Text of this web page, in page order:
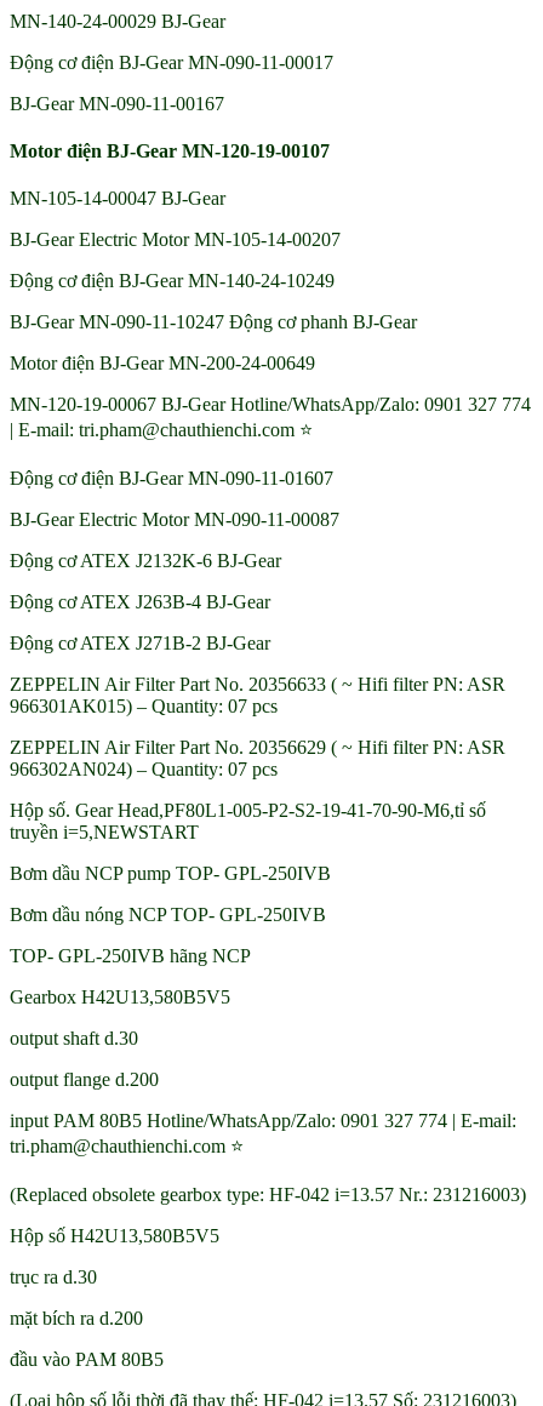
MN-140-24-00029 BJ-Gear
Động cơ điện BJ-Gear MN-090-11-00017
BJ-Gear MN-090-11-00167
Motor điện BJ-Gear MN-120-19-00107
MN-105-14-00047 BJ-Gear
BJ-Gear Electric Motor MN-105-14-00207
Động cơ điện BJ-Gear MN-140-24-10249
BJ-Gear MN-090-11-10247 Động cơ phanh BJ-Gear
Motor điện BJ-Gear MN-200-24-00649
MN-120-19-00067 BJ-Gear Hotline/WhatsApp/Zalo: 0901 327 774
| E-mail: tri.pham@chauthienchi.com ⭐
Động cơ điện BJ-Gear MN-090-11-01607
BJ-Gear Electric Motor MN-090-11-00087
Động cơ ATEX J2132K-6 BJ-Gear
Động cơ ATEX J263B-4 BJ-Gear
Động cơ ATEX J271B-2 BJ-Gear
ZEPPELIN Air Filter Part No. 20356633 ( ~ Hifi filter PN: ASR
966301AK015) – Quantity: 07 pcs
ZEPPELIN Air Filter Part No. 20356629 ( ~ Hifi filter PN: ASR
966302AN024) – Quantity: 07 pcs
Hộp số. Gear Head,PF80L1-005-P2-S2-19-41-70-90-M6,tỉ số
truyền i=5,NEWSTART
Bơm dầu NCP pump TOP- GPL-250IVB
Bơm dầu nóng NCP TOP- GPL-250IVB
TOP- GPL-250IVB hãng NCP
Gearbox H42U13,580B5V5
output shaft d.30
output flange d.200
input PAM 80B5 Hotline/WhatsApp/Zalo: 0901 327 774 | E-mail:
tri.pham@chauthienchi.com ⭐
(Replaced obsolete gearbox type: HF-042 i=13.57 Nr.: 231216003)
Hộp số H42U13,580B5V5
trục ​​ra d.30
mặt bích ra d.200
đầu vào PAM 80B5
(Loại hộp số lỗi thời đã thay thế: HF-042 i=13.57 Số: 231216003)